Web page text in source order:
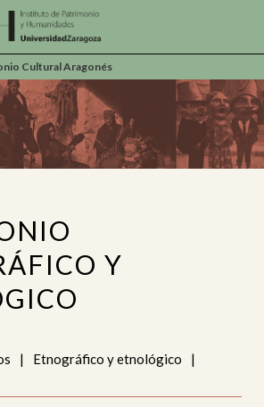
Cultural Aragonés
Y
| Etnográfico y etnológico
|